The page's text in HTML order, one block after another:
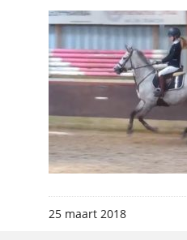
25 maart 2018